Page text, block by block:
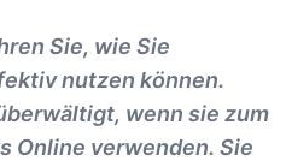
Sie, wie Sie
nutzen können.
wenn sie zum
Online verwenden. Sie